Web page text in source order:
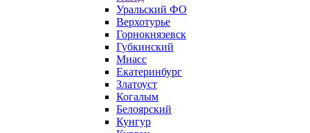
Уральский ФО
Верхотурье
Горнокнязевск
Губкинский
Миасс
Екатеринбург
Златоуст
Когалым
Белоярский
Кунгур